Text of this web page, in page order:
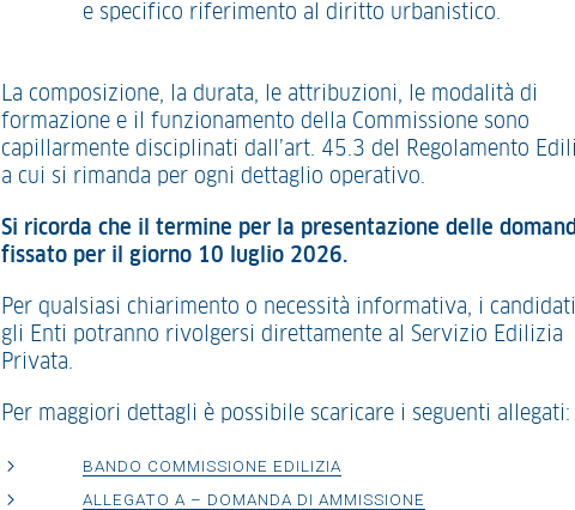
e specifico riferimento al diritto urbanistico.
La composizione, la durata, le attribuzioni, le modalità di
formazione e il funzionamento della Commissione sono
capillarmente disciplinati dall’art. 45.3 del Regolamento
a cui si rimanda per ogni dettaglio operativo.
Si ricorda che il termine per la presentazione delle
fissato per il giorno 10 luglio 2026.
Per qualsiasi chiarimento o necessità informativa, i
gli Enti potranno rivolgersi direttamente al Servizio Edilizia
Privata.
Per maggiori dettagli è possibile scaricare i seguenti allegati:
BANDO COMMISSIONE EDILIZIA
ALLEGATO A – DOMANDA DI AMMISSIONE